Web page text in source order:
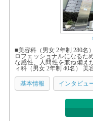
■美容科（男女 2年制 280名
ロフェッショナルになるた
な感性、人間性を兼ね備え
ィ科（男女 2年制 40名） 美
基本情報 インタビュ